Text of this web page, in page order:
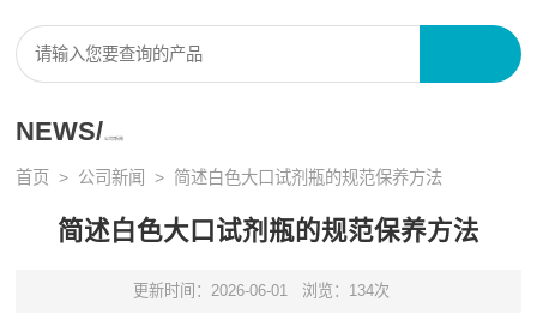
NEWS/ 公司新闻
首页 > 公司新闻 > 简述白色大口试剂瓶的规范保养方法
简述白色大口试剂瓶的规范保养方法
更新时间：2026-06-01 浏览：134次